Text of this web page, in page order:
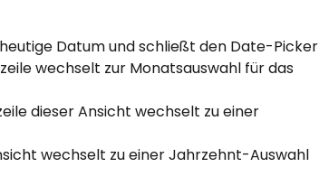
Datum und schließt den Date-Picker
wechselt zur Monatsauswahl für das
dieser Ansicht wechselt zu einer
wechselt zu einer Jahrzehnt-Auswahl